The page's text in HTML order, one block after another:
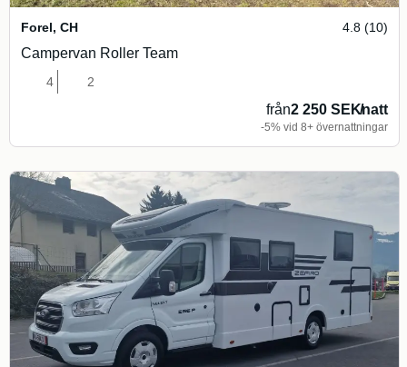
Forel, CH 4.8 (10)
Campervan Roller Team
4 2
från2 250 SEK/natt
-5% vid 8+ övernattningar